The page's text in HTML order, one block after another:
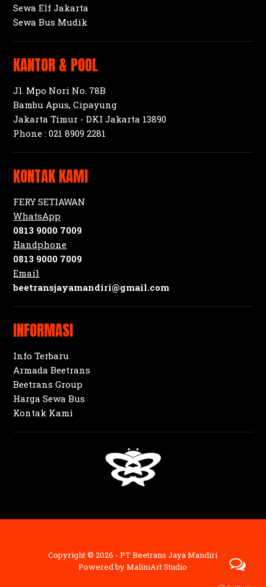
Sewa Elf Jakarta
Sewa Bus Mudik
KANTOR & POOL
Jl. Mpo Nori No. 78B
Bambu Apus, Cipayung
Jakarta Timur - DKI Jakarta 13890
Phone :021 8909 2281
KONTAK KAMI
FERY SETIAWAN
WhatsApp
0813 9000 7009
Handphone
0813 9000 7009
Email
beetransjayamandiri@gmail.com
INFORMASI
Info Terbaru
Armada Beetrans
Beetrans Group
Harga Sewa Bus
Kontak Kami
Copyright © 2026 - PT Beetrans Jaya Mandiri
Powered byMaliniArt Studio